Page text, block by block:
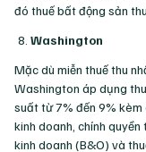
đó thuế bất động sản
Washington
Mặc dù miễn thuế thu
Washington áp dụng
suất từ 7% đến 9%
kinh doanh, chính
kinh doanh (B&O) và